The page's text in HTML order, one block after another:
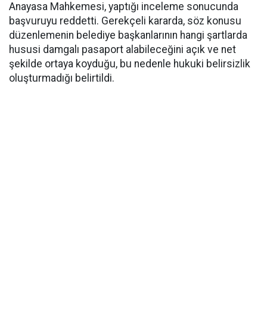
Anayasa Mahkemesi, yaptığı inceleme sonucunda
başvuruyu reddetti. Gerekçeli kararda, söz konusu
düzenlemenin belediye başkanlarının hangi şartlarda
hususi damgalı pasaport alabileceğini açık ve net
şekilde ortaya koyduğu, bu nedenle hukuki belirsizlik
oluşturmadığı belirtildi.